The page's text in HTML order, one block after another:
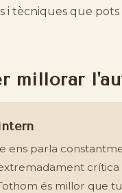
tècniques que
millorar
ens parla
crítica
és millor que